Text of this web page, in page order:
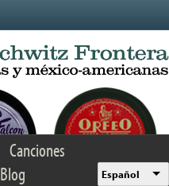
Canciones
Blog Español